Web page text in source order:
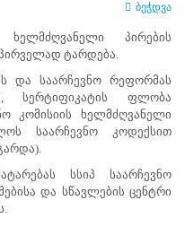
ბეჭდვა
პირების
ტარდება.
და საარჩევნო რეფორმას
სერტიფიკატის ფლობა
კომისიის ხელმძღვანელი
საარჩევნო კოდექსით
სსიპ საარჩევნო
და სწავლების ცენტრი